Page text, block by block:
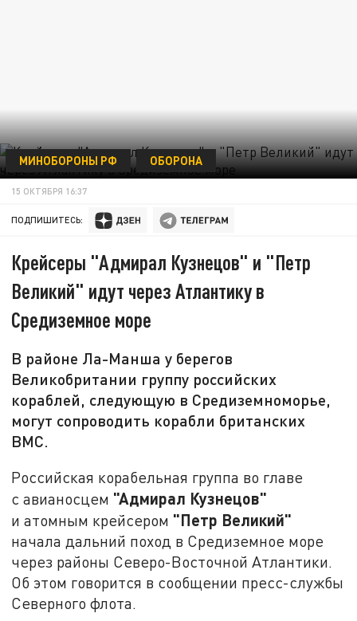
МИНОБОРОНЫ РФ ОБОРОНА
15 ОКТЯБРЯ 16:37
ПОДПИШИТЕСЬ:
Крейсеры "Адмирал Кузнецов" и "Петр
Великий" идут через Атлантику в
Средиземное море
В районе Ла-Манша у берегов
Великобритании группу российских
кораблей, следующую в Средиземноморье,
могут сопроводить корабли британских
ВМС.
Российская корабельная группа во главе
с авианосцем "Адмирал Кузнецов"
и атомным крейсером "Петр Великий"
начала дальний поход в Средиземное море
через районы Северо-Восточной Атлантики.
Об этом говорится в сообщении пресс-службы
Северного флота.